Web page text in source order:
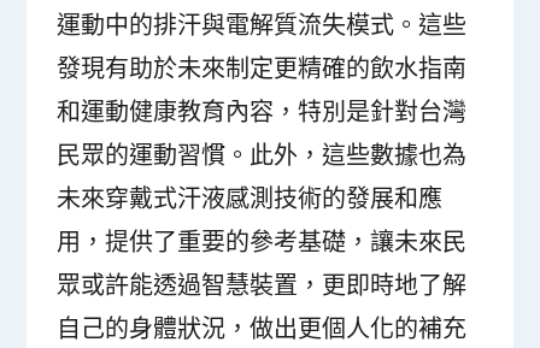
運動中的排汗與電解質流失模式。這些
發現有助於未來制定更精確的飲水指南
和運動健康教育內容，特別是針對台灣
民眾的運動習慣。此外，這些數據也為
未來穿戴式汗液感測技術的發展和應
用，提供了重要的參考基礎，讓未來民
眾或許能透過智慧裝置，更即時地了解
自己的身體狀況，做出更個人化的補充